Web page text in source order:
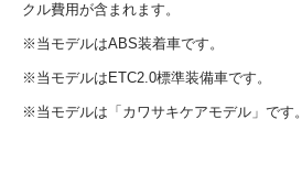
クル費用が含まれます。
※当モデルはABS装着車です。
※当モデルはETC2.0標準装備車です。
※当モデルは「カワサキケアモデル」です。